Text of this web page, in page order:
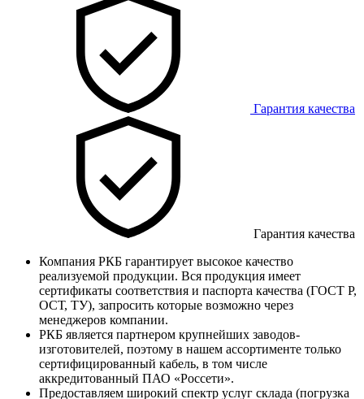
Гарантия качества
Гарантия качества
Компания РКБ гарантирует высокое качество
реализуемой продукции. Вся продукция имеет
сертификаты соответствия и паспорта качества (ГОСТ Р,
ОСТ, ТУ), запросить которые возможно через
менеджеров компании.
РКБ является партнером крупнейших заводов-
изготовителей, поэтому в нашем ассортименте только
сертифицированный кабель, в том числе
аккредитованный ПАО «Россети».
Предоставляем широкий спектр услуг склада (погрузка